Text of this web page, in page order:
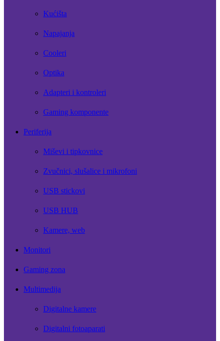
Kućišta
Napajanja
Cooleri
Optika
Adapteri i kontroleri
Gaming komponente
Periferija
Miševi i tipkovnice
Zvučnici, slušalice i mikrofoni
USB stickovi
USB HUB
Kamere, web
Monitori
Gaming zona
Multimedija
Digitalne kamere
Digitalni fotoaparati